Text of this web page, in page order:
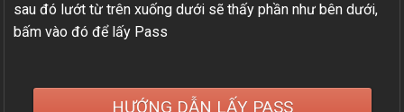
sau đó lướt từ trên xuống dưới sẽ thấy phần như bên dưới,
bấm vào đó để lấy Pass
HƯỚNG DẪN LẤY PASS